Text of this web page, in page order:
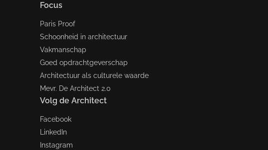
Focus
Paris Proof
Schoonheid in architectuur
Vakmanschap
Goed opdrachtgeverschap
Architectuur als culturele waarde
Mevr. De Architect 2.0
Volg de Architect
Facebook
LinkedIn
Instagram